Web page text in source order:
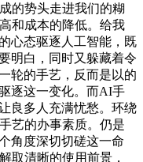
的势头走进我们的糊
和成本的降低。给我
心态驱逐人工智能，既
明白，同时又躲藏着令
轮的手艺，反而是以的
逐这一变化。而AI手
良多人充满忧愁。环绕
艺的办事素质。仍是
角度深切切磋这一命
取清晰的使用前景，